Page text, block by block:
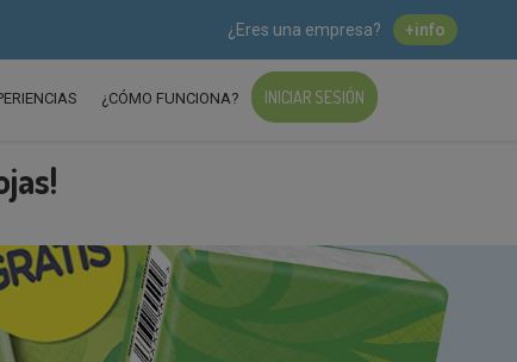
¿Eres una empresa? +info
¿CÓMO FUNCIONA? INICIAR SESIÓN